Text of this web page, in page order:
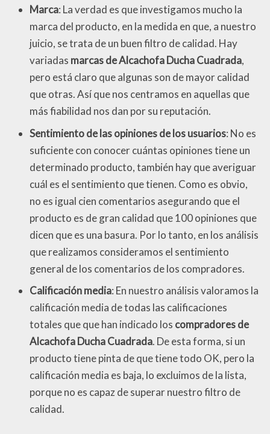
Marca: La verdad es que investigamos mucho la
marca del producto, en la medida en que, a nuestro
juicio, se trata de un buen filtro de calidad. Hay
variadas marcas de Alcachofa Ducha Cuadrada,
pero está claro que algunas son de mayor calidad
que otras. Así que nos centramos en aquellas que
más fiabilidad nos dan por su reputación.
Sentimiento de las opiniones de los usuarios: No es
suficiente con conocer cuántas opiniones tiene un
determinado producto, también hay que averiguar
cuál es el sentimiento que tienen. Como es obvio,
no es igual cien comentarios asegurando que el
producto es de gran calidad que 100 opiniones que
dicen que es una basura. Por lo tanto, en los análisis
que realizamos consideramos el sentimiento
general de los comentarios de los compradores.
Calificación media: En nuestro análisis valoramos la
calificación media de todas las calificaciones
totales que que han indicado los compradores de
Alcachofa Ducha Cuadrada. De esta forma, si un
producto tiene pinta de que tiene todo OK, pero la
calificación media es baja, lo excluimos de la lista,
porque no es capaz de superar nuestro filtro de
calidad.